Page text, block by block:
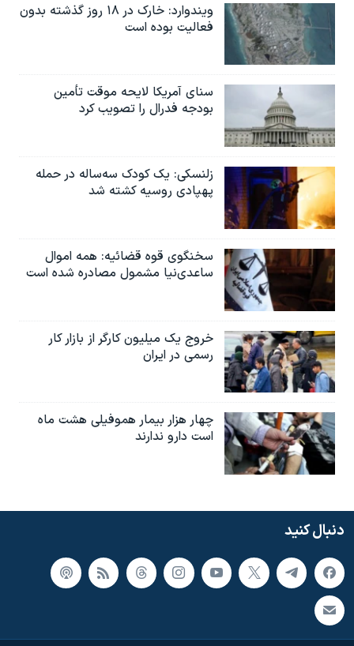
ویندوارد: خارک در ۱۸ روز گذشته بدون
فعالیت بوده است
سنای آمریکا لایحه موقت تأمین
بودجه فدرال را تصویب کرد
زلنسکی: یک کودک سه‌ساله در حمله
پهپادی روسیه کشته شد
سخنگوی قوه قضائیه: همه اموال
ساعدی‌نیا مشمول مصادره شده است
خروج یک میلیون کارگر از بازار کار
رسمی در ایران
چهار هزار بیمار هموفیلی هشت ماه
است دارو ندارند
دنبال کنید